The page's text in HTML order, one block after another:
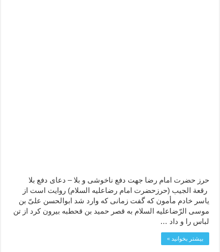
حرز حضرت امام رضا جهت دفع ناخوشی و بلا – دعای دفع بلا
رقعة الجيب (حرزحضرت امام رضاعليه السلام) روايت است از
ياسر خادم مأمون كه گفت زمانى كه وارد شد ابوالحسن علىّ بن
موسى الرّضاعليه السلام به قصر حميد بن قحطبه بيرون كرد از تن
لباس را و داد …
بیشتر بخوانید »